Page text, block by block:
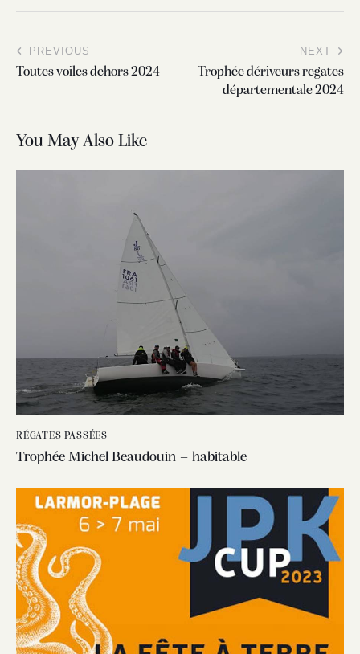
PREVIOUS
Toutes voiles dehors 2024
NEXT
Trophée dériveurs regates
départementale 2024
You May Also Like
RÉGATES PASSÉES
Trophée Michel Beaudouin – habitable